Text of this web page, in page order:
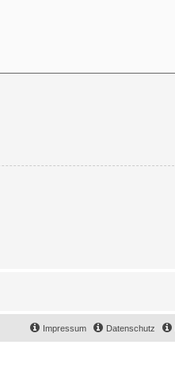
Datenschutz
Impressum